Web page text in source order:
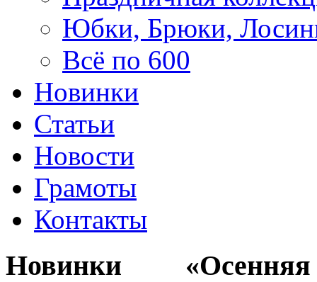
Юбки, Брюки,
Всё по 600
Новинки
Статьи
Новости
Грамоты
Контакты
Новинки «Осенняя